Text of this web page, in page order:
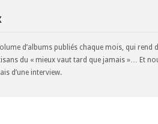
d’albums publiés chaque mois, qui rend
du « mieux vaut tard que jamais »… Et
d’une interview.